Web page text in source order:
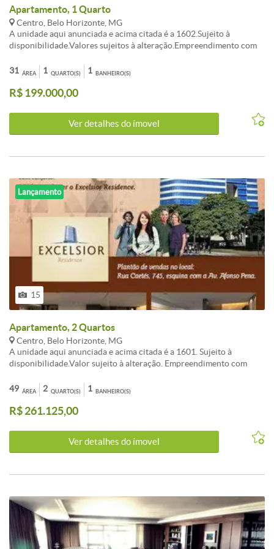
Apartamento, 1 Quarto
Centro, Belo Horizonte, MG
A unidade aqui anunciada e acima citada é a 1602.Sujeito à
disponibilidade.Valores sujeitos à alteração.Empreendimento com
m².Valores variados em função de tamanho e posicionamento. As
unidades serão entregues com vãos livres, sem divisões internas,
exceto banheiros.Visite no local os apartamentos decorados.
ÁREA
31 QUARTO(S)
1 BANHEIRO(S)
1
R$ 199.000,00
Ver detalhes do ímovel
Lançamento
15
Apartamento, 2 Quartos
Centro, Belo Horizonte, MG
A unidade aqui anunciada e acima citada é a 1601. Sujeito à
disponibilidade.Valor sujeito à alteração. Empreendimento com
posicionamentos diversos.Serão entregues com vãos livres, sem
divisões internas, exceto banheiro.Visite no local os apartamentos
decorados.
ÁREA
49 QUARTO(S)
2 BANHEIRO(S)
1
R$ 261.125,00
Ver detalhes do ímovel